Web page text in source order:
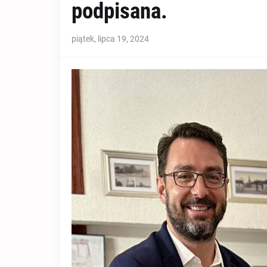
podpisana.
piątek, lipca 19, 2024